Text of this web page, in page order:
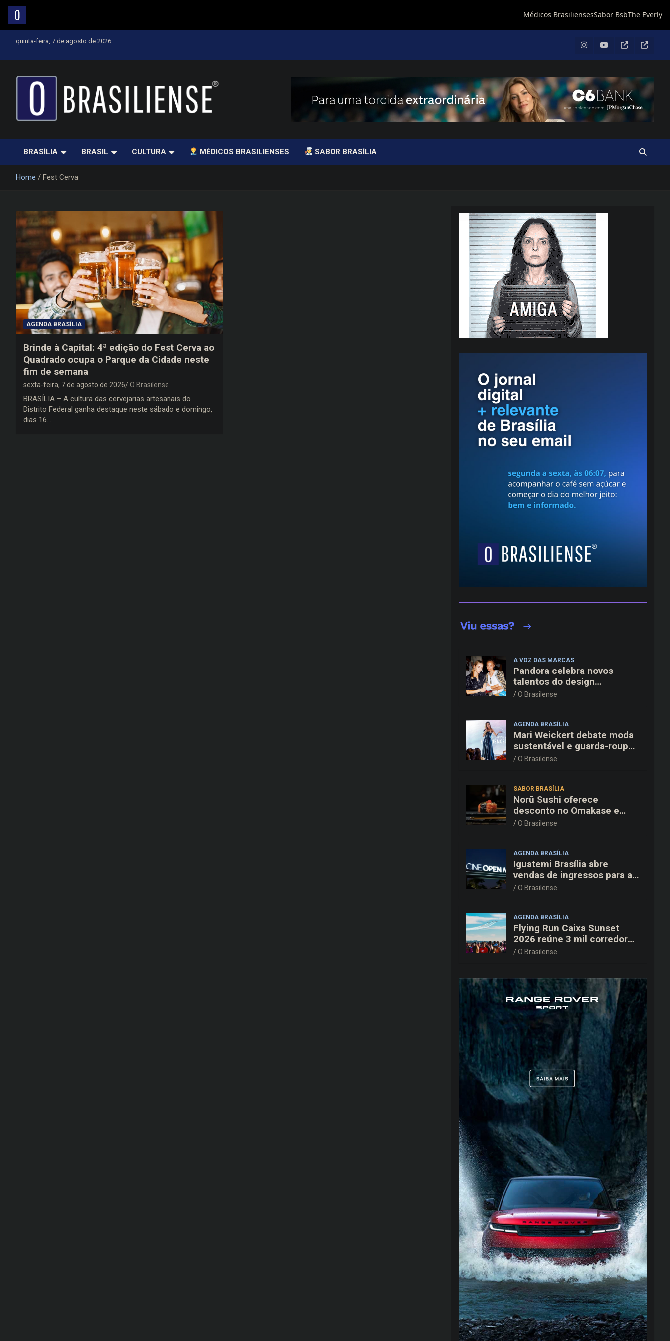
quinta-feira, 7 de agosto de 2026
BRASÍLIA BRASIL CULTURA MÉDICOS BRASILIENSES SABOR BRASÍLIA
Home Fest Cerva
AGENDA BRASÍLIA
Brinde à Capital: 4ª edição do Fest Cerva ao
Quadrado ocupa o Parque da Cidade neste
fim de semana
sexta-feira, 7 de agosto de 2026 O Brasilense
BRASÍLIA – A cultura das cervejarias artesanais do
Distrito Federal ganha destaque neste sábado e domingo,
dias 16…
A VOZ DAS MARCAS
Pandora celebra novos
talentos do design
dinamarquês em jantar
O Brasilense
AGENDA BRASÍLIA
Mari Weickert debate moda
sustentável e guarda-roupa
inteligente no ParkShopping
O Brasilense
SABOR BRASÍLIA
Norū Sushi oferece
desconto no Omakase e
cortesia completa para os
O Brasilense
AGENDA BRASÍLIA
Iguatemi Brasília abre
vendas de ingressos para a
3ª edição do Cine Open Air
O Brasilense
AGENDA BRASÍLIA
Flying Run Caixa Sunset
2026 reúne 3 mil corredores
na pista do Aeroporto de
O Brasilense